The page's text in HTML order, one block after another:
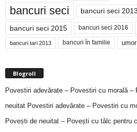
bancuri seci bancuri seci 2013
bancuri seci 2015 bancuri seci 2016
bancuri tari 2013 bancuri în familie
Blogroll
Povestiri adevărate – Povestiri cu morală
neuitat Povestiri adevărate – Povestiri cu
Povești de neuitat – Povești cu tâlc pentru